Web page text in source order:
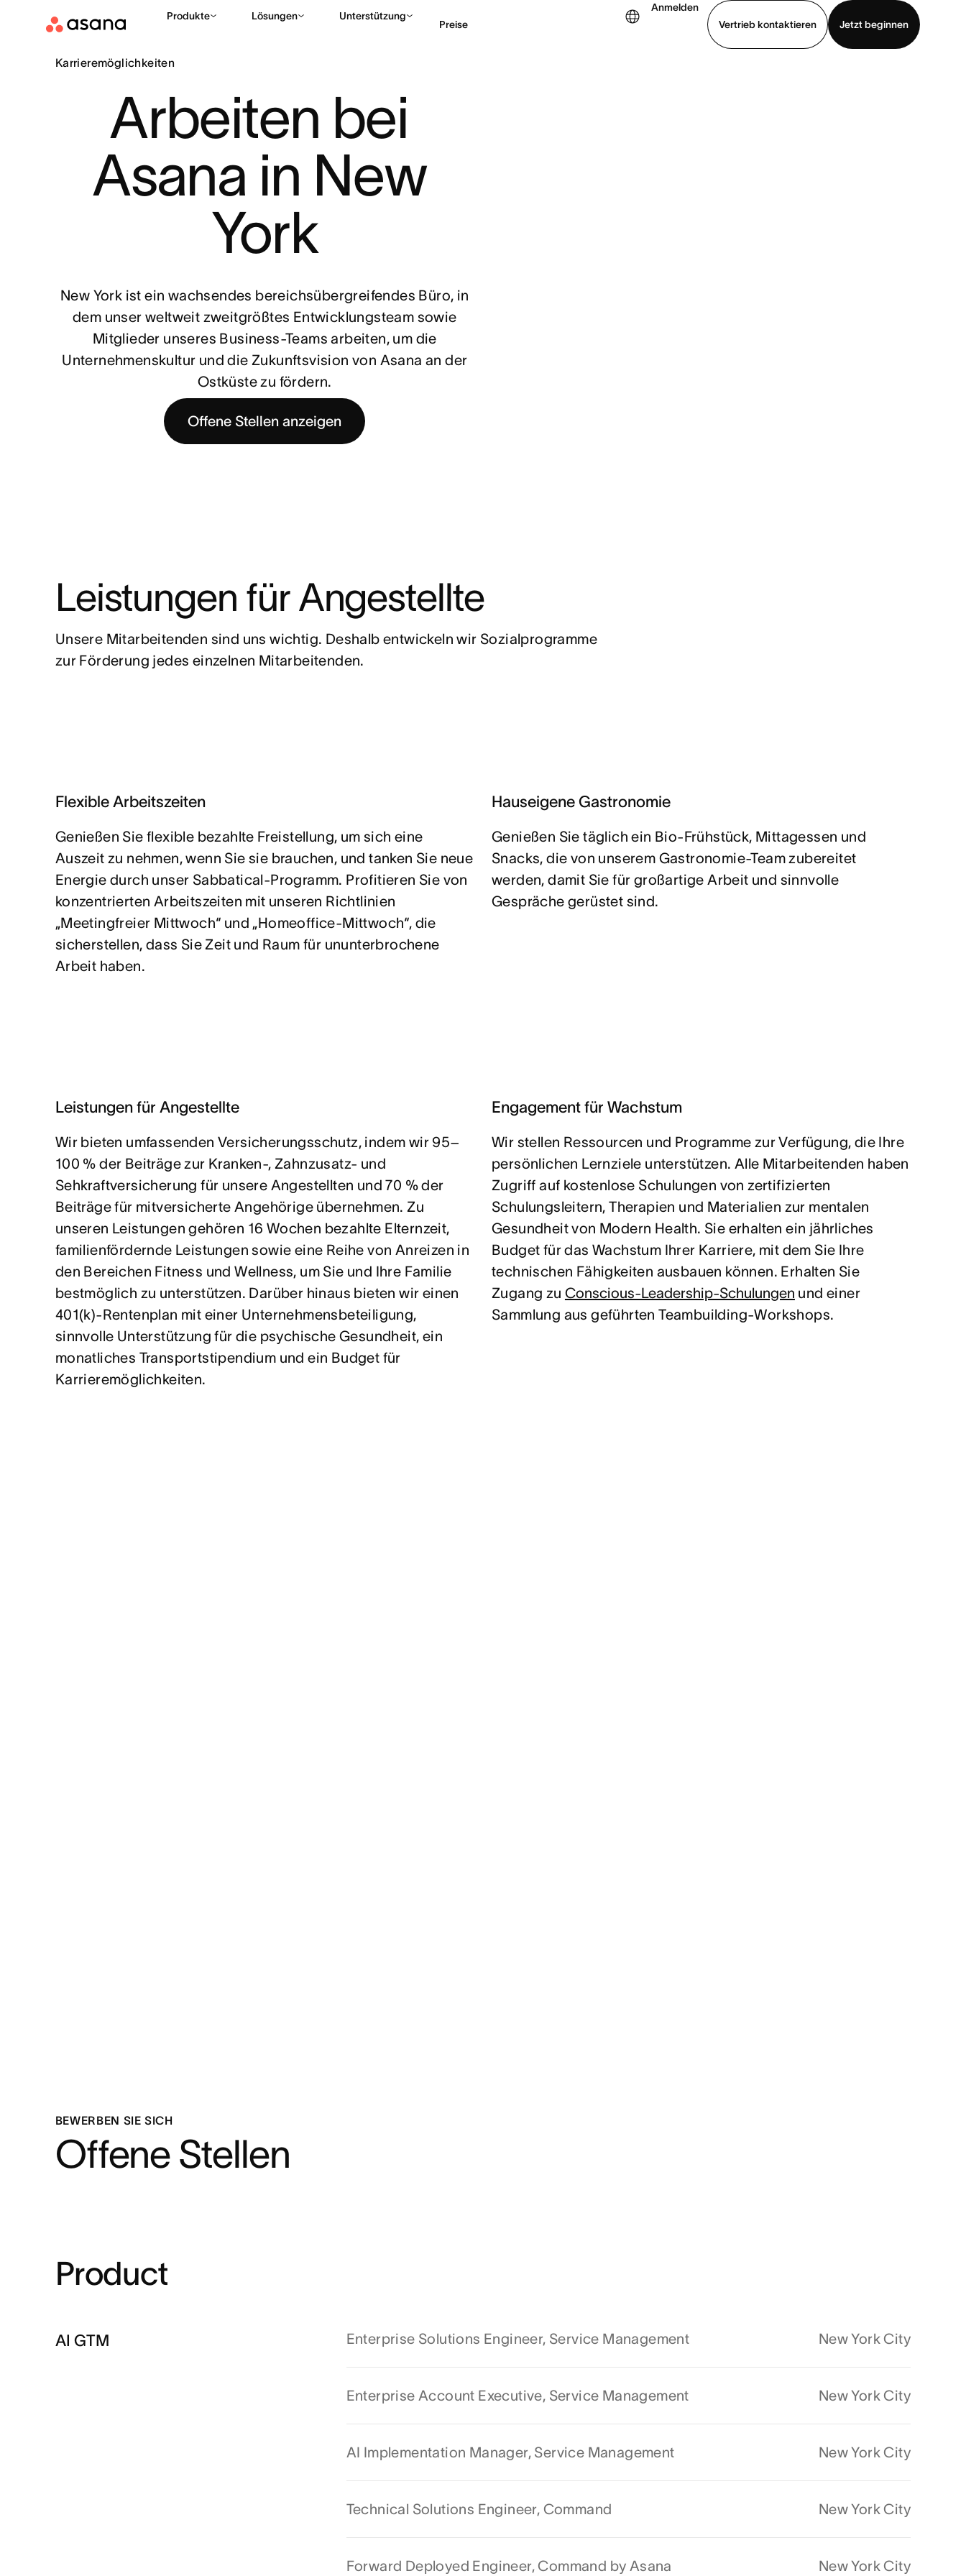
Produkte Lösungen Unterstützung
Preise
Anmelden
Vertrieb kontaktieren
Jetzt beginnen
Karrieremöglichkeiten
Arbeiten bei
Asana in New
York
New York ist ein wachsendes bereichsübergreifendes Büro, in
dem unser weltweit zweitgrößtes Entwicklungsteam sowie
Mitglieder unseres Business-Teams arbeiten, um die
Unternehmenskultur und die Zukunftsvision von Asana an der
Ostküste zu fördern.
Offene Stellen anzeigen
Leistungen für Angestellte
Unsere Mitarbeitenden sind uns wichtig. Deshalb entwickeln wir Sozialprogramme
zur Förderung jedes einzelnen Mitarbeitenden.
Flexible Arbeitszeiten
Genießen Sie flexible bezahlte Freistellung, um sich eine
Auszeit zu nehmen, wenn Sie sie brauchen, und tanken Sie neue
Energie durch unser Sabbatical-Programm. Profitieren Sie von
konzentrierten Arbeitszeiten mit unseren Richtlinien
„Meetingfreier Mittwoch“ und „Homeoffice-Mittwoch“, die
sicherstellen, dass Sie Zeit und Raum für ununterbrochene
Arbeit haben.
Hauseigene Gastronomie
Genießen Sie täglich ein Bio-Frühstück, Mittagessen und
Snacks, die von unserem Gastronomie-Team zubereitet
werden, damit Sie für großartige Arbeit und sinnvolle
Gespräche gerüstet sind.
Leistungen für Angestellte
Wir bieten umfassenden Versicherungsschutz, indem wir 95–
100 % der Beiträge zur Kranken-, Zahnzusatz- und
Sehkraftversicherung für unsere Angestellten und 70 % der
Beiträge für mitversicherte Angehörige übernehmen. Zu
unseren Leistungen gehören 16 Wochen bezahlte Elternzeit,
familienfördernde Leistungen sowie eine Reihe von Anreizen in
den Bereichen Fitness und Wellness, um Sie und Ihre Familie
bestmöglich zu unterstützen. Darüber hinaus bieten wir einen
401(k)-Rentenplan mit einer Unternehmensbeteiligung,
sinnvolle Unterstützung für die psychische Gesundheit, ein
monatliches Transportstipendium und ein Budget für
Karrieremöglichkeiten.
Engagement für Wachstum
Wir stellen Ressourcen und Programme zur Verfügung, die Ihre
persönlichen Lernziele unterstützen. Alle Mitarbeitenden haben
Zugriff auf kostenlose Schulungen von zertifizierten
Schulungsleitern, Therapien und Materialien zur mentalen
Gesundheit von Modern Health. Sie erhalten ein jährliches
Budget für das Wachstum Ihrer Karriere, mit dem Sie Ihre
technischen Fähigkeiten ausbauen können. Erhalten Sie
Zugang zu Conscious-Leadership-Schulungen und einer
Sammlung aus geführten Teambuilding-Workshops.
BEWERBEN SIE SICH
Offene Stellen
Product
AI GTM Enterprise Solutions Engineer, Service Management New York City
Enterprise Account Executive, Service Management New York City
AI Implementation Manager, Service Management New York City
Technical Solutions Engineer, Command New York City
Forward Deployed Engineer, Command by Asana New York City